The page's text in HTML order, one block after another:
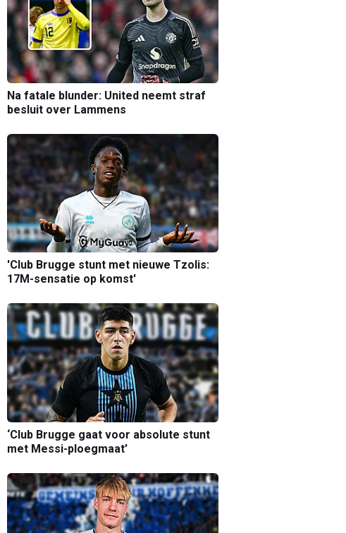
Na fatale blunder: United neemt straf
besluit over Lammens
'Club Brugge stunt met nieuwe Tzolis:
17M-sensatie op komst'
‘Club Brugge gaat voor absolute stunt
met Messi-ploegmaat’